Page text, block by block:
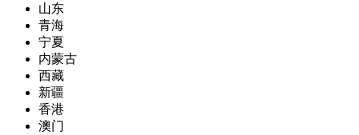
山东
青海
宁夏
内蒙古
西藏
新疆
香港
澳门